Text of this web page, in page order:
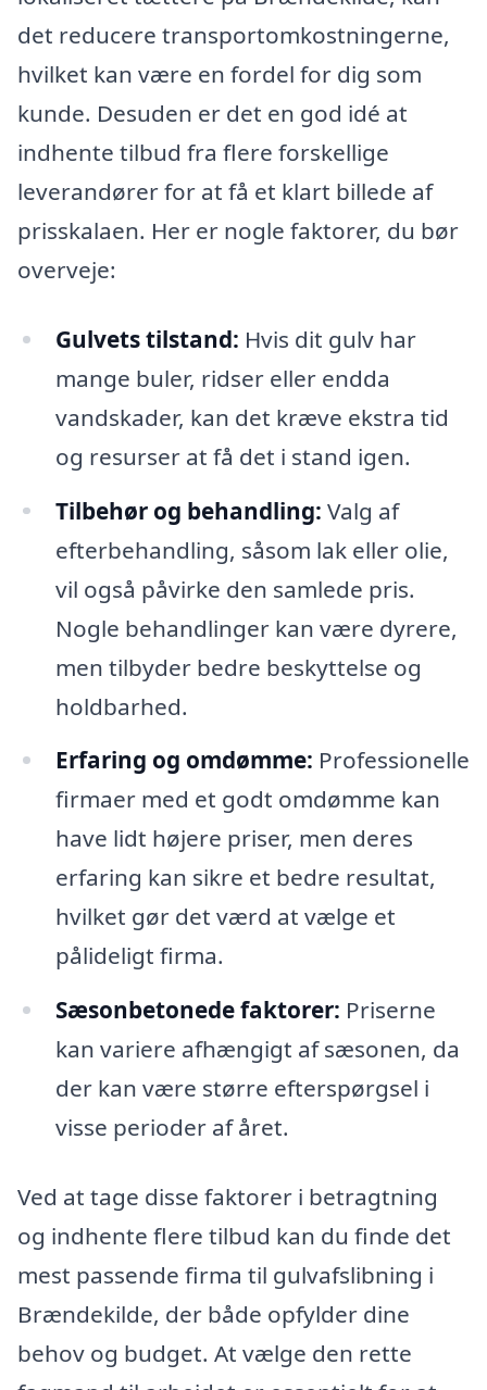
det reducere transportomkostningerne,
hvilket kan være en fordel for dig som
kunde. Desuden er det en god idé at
indhente tilbud fra flere forskellige
leverandører for at få et klart billede af
prisskalaen. Her er nogle faktorer, du bør
overveje:
Gulvets tilstand: Hvis dit gulv har
mange buler, ridser eller endda
vandskader, kan det kræve ekstra tid
og resurser at få det i stand igen.
Tilbehør og behandling: Valg af
efterbehandling, såsom lak eller olie,
vil også påvirke den samlede pris.
Nogle behandlinger kan være dyrere,
men tilbyder bedre beskyttelse og
holdbarhed.
Erfaring og omdømme: Professionelle
firmaer med et godt omdømme kan
have lidt højere priser, men deres
erfaring kan sikre et bedre resultat,
hvilket gør det værd at vælge et
pålideligt firma.
Sæsonbetonede faktorer: Priserne
kan variere afhængigt af sæsonen, da
der kan være større efterspørgsel i
visse perioder af året.
Ved at tage disse faktorer i betragtning
og indhente flere tilbud kan du finde det
mest passende firma til gulvafslibning i
Brændekilde, der både opfylder dine
behov og budget. At vælge den rette